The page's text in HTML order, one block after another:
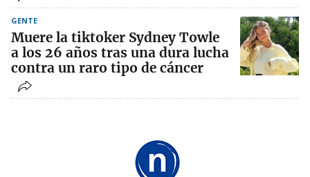
GENTE
Muere la tiktoker Sydney Towle
a los 26 años tras una dura lucha
contra un raro tipo de cáncer